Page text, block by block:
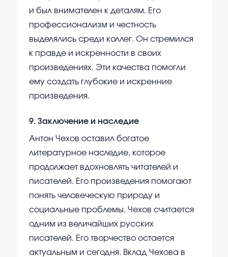
и был внимателен к деталям. Его
профессионализм и честность
выделялись среди коллег. Он стремился
к правде и искренности в своих
произведениях. Эти качества помогли
ему создать глубокие и искренние
произведения.
9. Заключение и наследие
Антон Чехов оставил богатое
литературное наследие, которое
продолжает вдохновлять читателей и
писателей. Его произведения помогают
понять человеческую природу и
социальные проблемы. Чехов считается
одним из величайших русских
писателей. Его творчество остается
актуальным и сегодня. Вклад Чехова в